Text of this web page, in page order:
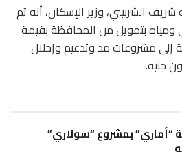
الشربيني، وزير الإسكان، أنه تم
بتمويل من المحافظة بقيمة
إلى مشروعات مد وتدعيم وإحلال
“أماري” بمشروع “سولاري”